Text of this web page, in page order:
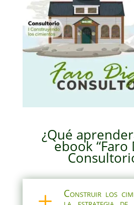
¿Qué
ebook “Faro
Construir los